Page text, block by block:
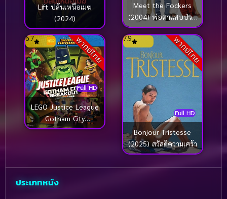
Lift ปล้นเหนือเมฆ
(2024)
Meet the Fockers
(2004) พ่อตาแสบป่วน
บ้านเขยซ่าส์
พากย์ไทย
Full HD
6.7
LEGO Justice League
Gotham City
Breakout (2016) เลโก้
พากย์ไทย
Full HD
7.9
Bonjour Tristesse
(2025) สวัสดีความเศร้า
ประเภทหนัง